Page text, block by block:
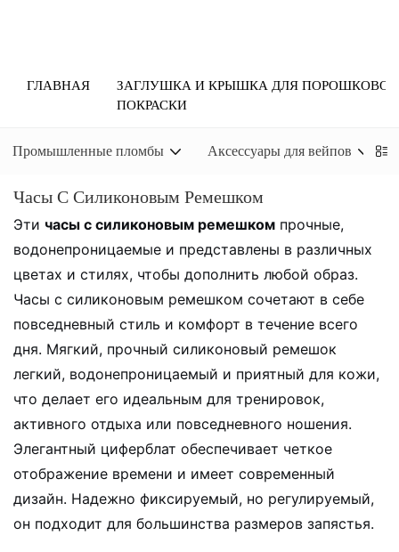
ГЛАВНАЯ
ЗАГЛУШКА И КРЫШКА ДЛЯ ПОРОШКОВОЙ
ПОКРАСКИ
Промышленные пломбы Аксессуары для вейпов
Часы С Силиконовым Ремешком
Эти часы с силиконовым ремешком прочные,
водонепроницаемые и представлены в различных
цветах и ​​стилях, чтобы дополнить любой образ.
Часы с силиконовым ремешком сочетают в себе
повседневный стиль и комфорт в течение всего
дня. Мягкий, прочный силиконовый ремешок
легкий, водонепроницаемый и приятный для кожи,
что делает его идеальным для тренировок,
активного отдыха или повседневного ношения.
Элегантный циферблат обеспечивает четкое
отображение времени и имеет современный
дизайн. Надежно фиксируемый, но регулируемый,
он подходит для большинства размеров запястья.